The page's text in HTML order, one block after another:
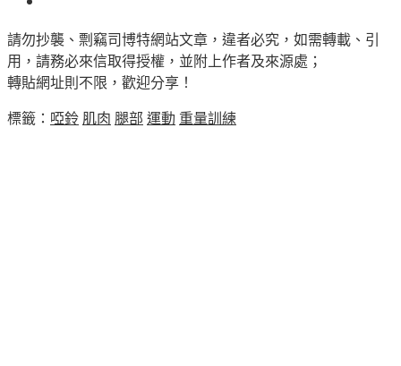
請勿抄襲、剽竊司博特網站文章，違者必究，如需轉載、引
用，請務必來信取得授權，並附上作者及來源處；
轉貼網址則不限，歡迎分享！
標籤： 啞鈴 肌肉 腿部 運動 重量訓練